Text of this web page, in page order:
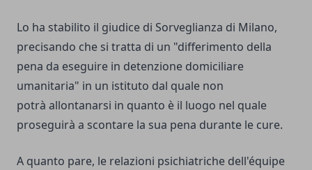
Lo ha stabilito il giudice di Sorveglianza di Milano,
precisando che si tratta di un "differimento della
pena da eseguire in detenzione domiciliare
umanitaria" in un istituto dal quale non
potrà allontanarsi in quanto è il luogo nel quale
proseguirà a scontare la sua pena durante le cure.
A quanto pare, le relazioni psichiatriche dell'équipe